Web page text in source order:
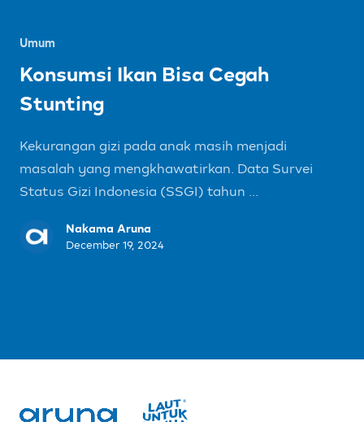
Umum
Konsumsi Ikan Bisa Cegah
Stunting
Kekurangan gizi pada anak masih menjadi
masalah yang mengkhawatirkan. Data Survei
Status Gizi Indonesia (SSGI) tahun ...
Nakama Aruna
December 19, 2024